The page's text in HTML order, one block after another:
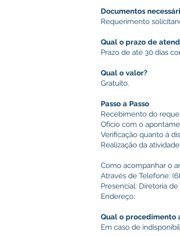
Documentos
Requerimento
Qual o prazo de
Prazo de até 30 dias
Qual o valor?
Gratuito.
Passo a Passo
Recebimento do
Ofício com o
Verificação quanto à
Realização da
Como acompanhar o
Através de Telefone:
Presencial: Diretoria
Endereço:
Qual o procedimento
Em caso de